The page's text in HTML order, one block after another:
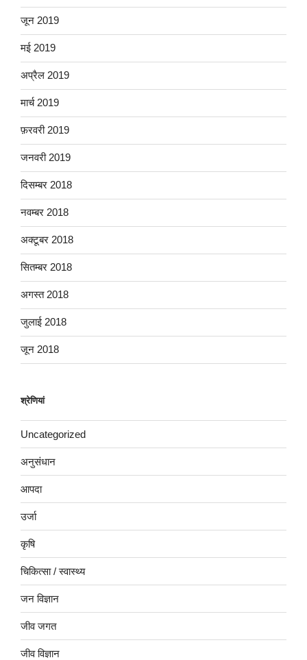
जून 2019
मई 2019
अप्रैल 2019
मार्च 2019
फ़रवरी 2019
जनवरी 2019
दिसम्बर 2018
नवम्बर 2018
अक्टूबर 2018
सितम्बर 2018
अगस्त 2018
जुलाई 2018
जून 2018
श्रेणियां
Uncategorized
अनुसंधान
आपदा
उर्जा
कृषि
चिकित्सा / स्वास्थ्य
जन विज्ञान
जीव जगत
जीव विज्ञान